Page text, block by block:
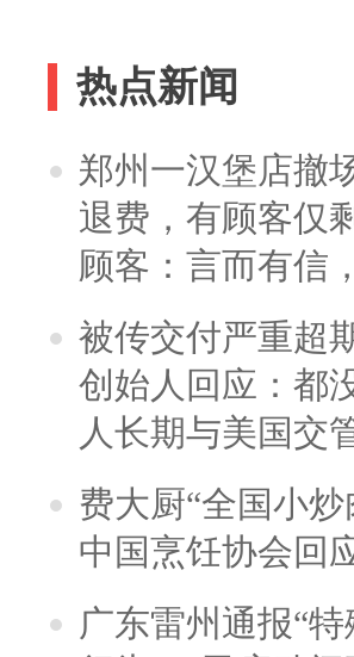
热点新闻
郑州一汉堡店撤
退费，有顾客仅
顾客：言而有信
被传交付严重超
创始人回应：都
人长期与美国交
费大厨“全国小
中国烹饪协会回
广东雷州通报“